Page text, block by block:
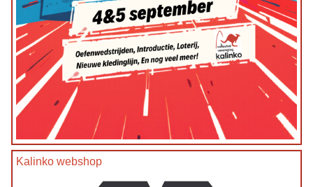
Kalinko webshop